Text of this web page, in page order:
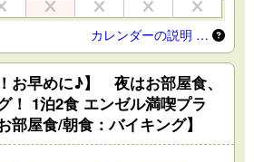
カレンダーの説明 …
お早めに♪】 夜はお部屋食、
！ 1泊2食 エンゼル満喫プラ
屋食/朝食：バイキング】